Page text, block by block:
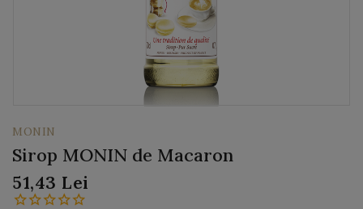
MONIN
Sirop MONIN de Macaron
51,43 Lei